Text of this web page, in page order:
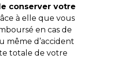
conserver votre
à elle que vous
en cas de
même d’accident
totale de votre